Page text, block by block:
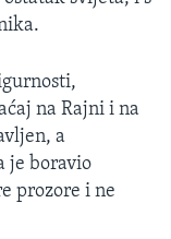
na Rajni i na
a
je boravio
prozore i ne